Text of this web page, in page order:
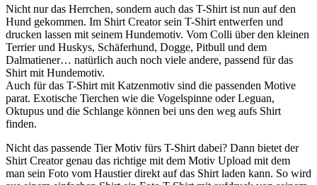
Nicht nur das Herrchen, sondern auch das T-Shirt ist nun auf den
Hund gekommen. Im Shirt Creator sein T-Shirt entwerfen und
drucken lassen mit seinem Hundemotiv. Vom Colli über den kleinen
Terrier und Huskys, Schäferhund, Dogge, Pitbull und dem
Dalmatiener… natürlich auch noch viele andere, passend für das
Shirt mit Hundemotiv.
Auch für das T-Shirt mit Katzenmotiv sind die passenden Motive
parat. Exotische Tierchen wie die Vogelspinne oder Leguan,
Oktupus und die Schlange können bei uns den weg aufs Shirt
finden.
Nicht das passende Tier Motiv fürs T-Shirt dabei? Dann bietet der
Shirt Creator genau das richtige mit dem Motiv Upload mit dem
man sein Foto vom Haustier direkt auf das Shirt laden kann. So wird